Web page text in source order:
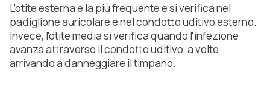
L'otite esterna è la più frequente e si verifica nel
padiglione auricolare e nel condotto uditivo esterno.
Invece, l'otite media si verifica quando l'infezione
avanza attraverso il condotto uditivo, a volte
arrivando a danneggiare il timpano.